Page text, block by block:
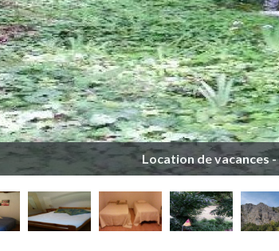
Location de vacances